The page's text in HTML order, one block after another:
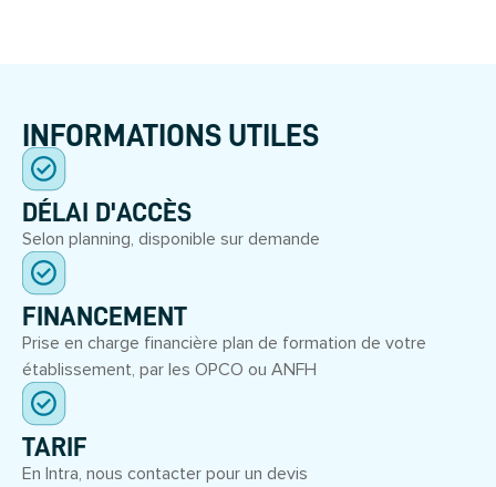
INFORMATIONS UTILES
DÉLAI D'ACCÈS
Selon planning, disponible sur demande
FINANCEMENT
Prise en charge financière plan de formation de votre
établissement, par les OPCO ou ANFH
TARIF
En Intra, nous contacter pour un devis